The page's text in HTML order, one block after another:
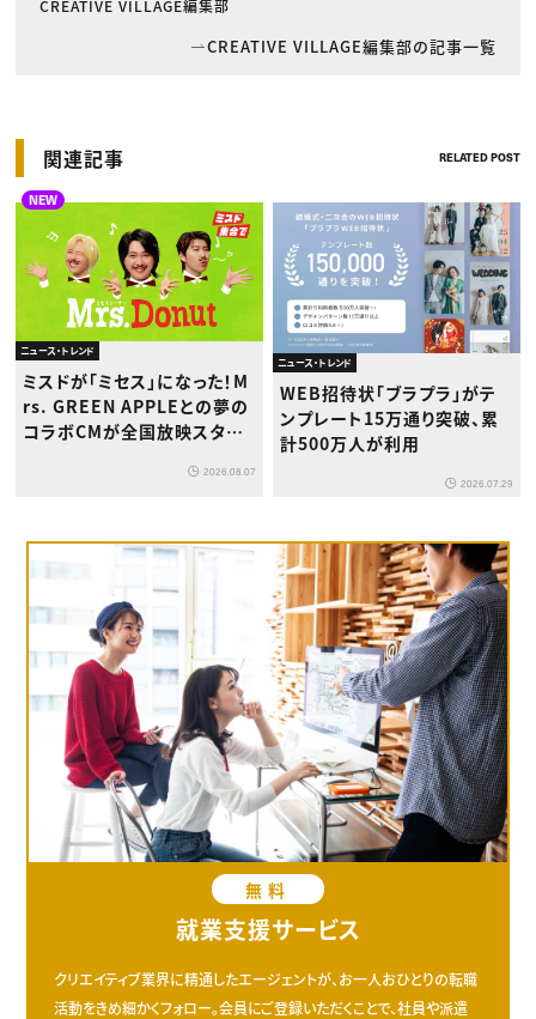
CREATIVE VILLAGE編集部
CREATIVE VILLAGE編集部の記事一覧
関連記事 RELATED POST
NEW
ニュース・トレンド
ミスドが「ミセス」になった！M
rs. GREEN APPLEとの夢の
コラボCMが全国放映スター
2026.08.07
ニュース・トレンド
WEB招待状「ブラプラ」がテ
ンプレート15万通り突破、累
計500万人が利用
2026.07.29
無料
就業支援サービス
クリエイティブ業界に精通したエージェントが、お一人おひとりの転職
活動をきめ細かくフォロー。会員にご登録いただくことで、社員や派遣